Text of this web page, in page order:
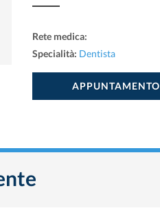
Rete medica:
Specialità: Dentista
APPUNTAMENTO